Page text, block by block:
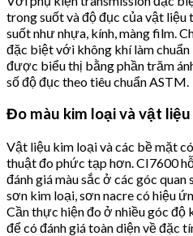
trong suốt và độ đục của vật liệu
suốt như nhựa, kính, màng film.
đặc biệt với không khí làm
được biểu thị bằng phần trăm
số độ đục theo tiêu chuẩn ASTM.
Đo màu kim loại và vật
Vật liệu kim loại và các bề mặt
thuật đo phức tạp hơn. CI7600
đánh giá màu sắc ở các góc quan
sơn kim loại, sơn nacre có hiệu
Cần thực hiện đo ở nhiều góc độ
để có đánh giá toàn diện về đặc